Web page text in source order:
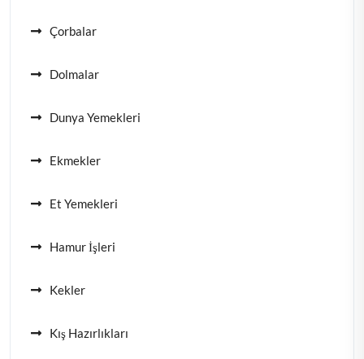
Çorbalar
Dolmalar
Dunya Yemekleri
Ekmekler
Et Yemekleri
Hamur İşleri
Kekler
Kış Hazırlıkları